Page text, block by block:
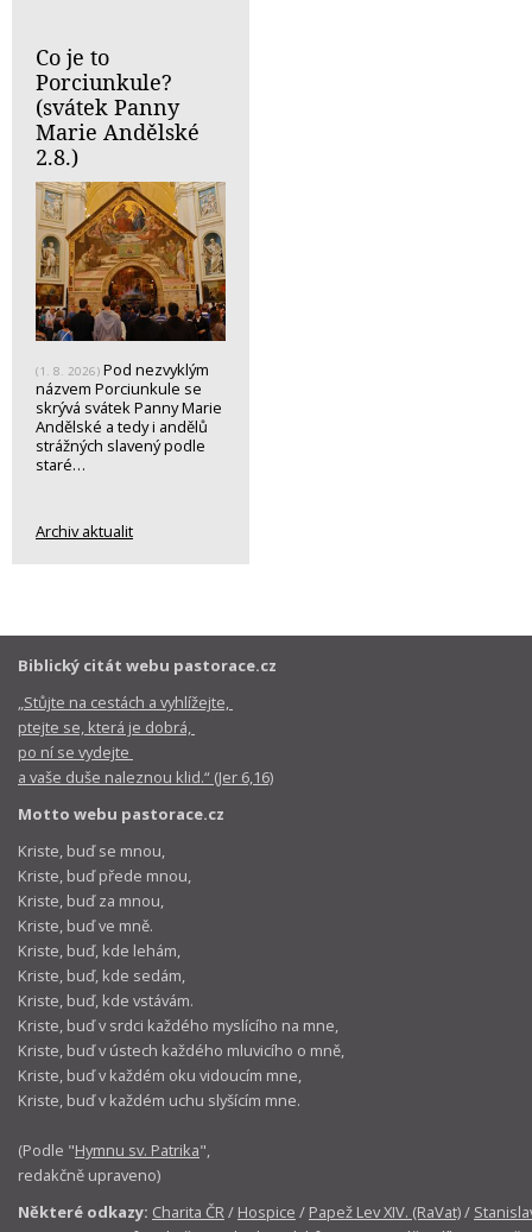
Co je to
Porciunkule?
(svátek Panny
Marie Andělské
2.8.)
(1. 8. 2026) Pod nezvyklým
názvem Porciunkule se
skrývá svátek Panny Marie
Andělské a tedy i andělů
strážných slavený podle
staré…
Archiv aktualit
Biblický citát webu pastorace.cz
„Stůjte na cestách a vyhlížejte,
ptejte se, která je dobrá,
po ní se vydejte
a vaše duše naleznou klid.“ (Jer 6,16)
Motto webu pastorace.cz
Kriste, buď se mnou,
Kriste, buď přede mnou,
Kriste, buď za mnou,
Kriste, buď ve mně.
Kriste, buď, kde lehám,
Kriste, buď, kde sedám,
Kriste, buď, kde vstávám.
Kriste, buď v srdci každého myslícího na mne,
Kriste, buď v ústech každého mluvicího o mně,
Kriste, buď v každém oku vidoucím mne,
Kriste, buď v každém uchu slyšícím mne.
(Podle "Hymnu sv. Patrika",
redakčně upraveno)
Některé odkazy: Charita ČR/ Hospice / Papež Lev XIV. (RaVat)/